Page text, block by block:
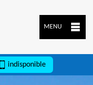
MENU
indisponible